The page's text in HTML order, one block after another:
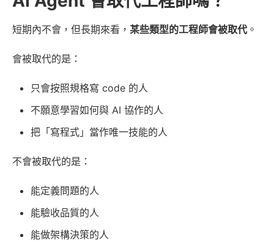
短期內不會，但長期來看， 某些類型的工程師會被取代。
會被取代的是：
只會按照規格寫 code 的人
不願意學習如何與 AI 協作的人
把「寫程式」當作唯一技能的人
不會被取代的是：
能定義問題的人
能驗收品質的人
能做架構決策的人